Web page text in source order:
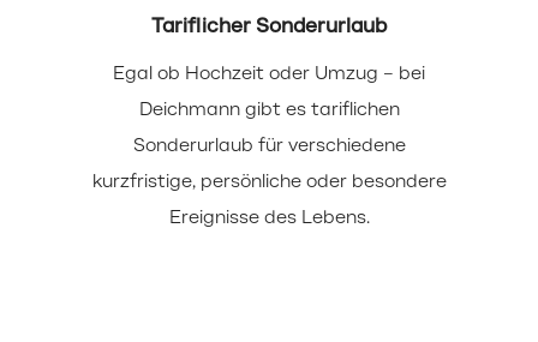
Tariflicher Sonderurlaub
Egal ob Hochzeit oder Umzug – bei
Deichmann gibt es tariflichen
Sonderurlaub für verschiedene
kurzfristige, persönliche oder besondere
Ereignisse des Lebens.